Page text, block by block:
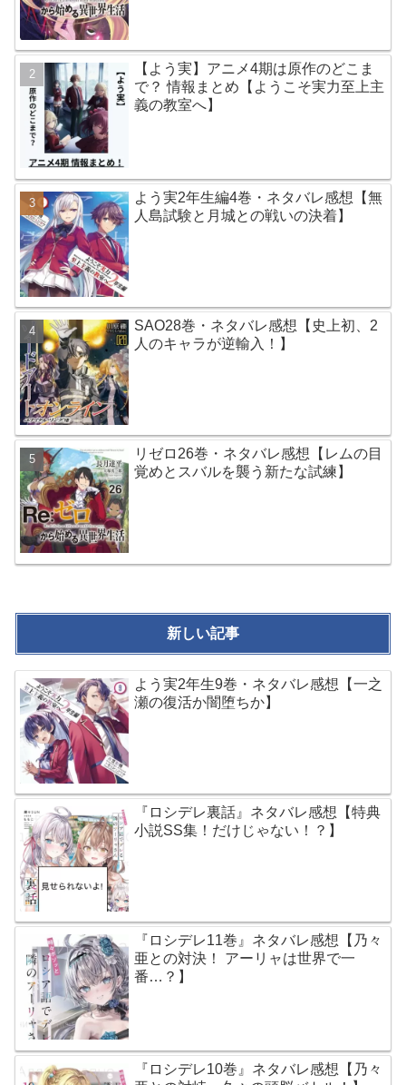
【よう実】アニメ4期は原作のどこま
で？ 情報まとめ【ようこそ実力至上主
義の教室へ】
よう実2年生編4巻・ネタバレ感想【無
人島試験と月城との戦いの決着】
SAO28巻・ネタバレ感想【史上初、2
人のキャラが逆輸入！】
リゼロ26巻・ネタバレ感想【レムの目
覚めとスバルを襲う新たな試練】
新しい記事
よう実2年生9巻・ネタバレ感想【一之
瀬の復活か闇堕ちか】
『ロシデレ裏話』ネタバレ感想【特典
小説SS集！だけじゃない！？】
『ロシデレ11巻』ネタバレ感想【乃々
亜との対決！ アーリャは世界で一
番…？】
『ロシデレ10巻』ネタバレ感想【乃々